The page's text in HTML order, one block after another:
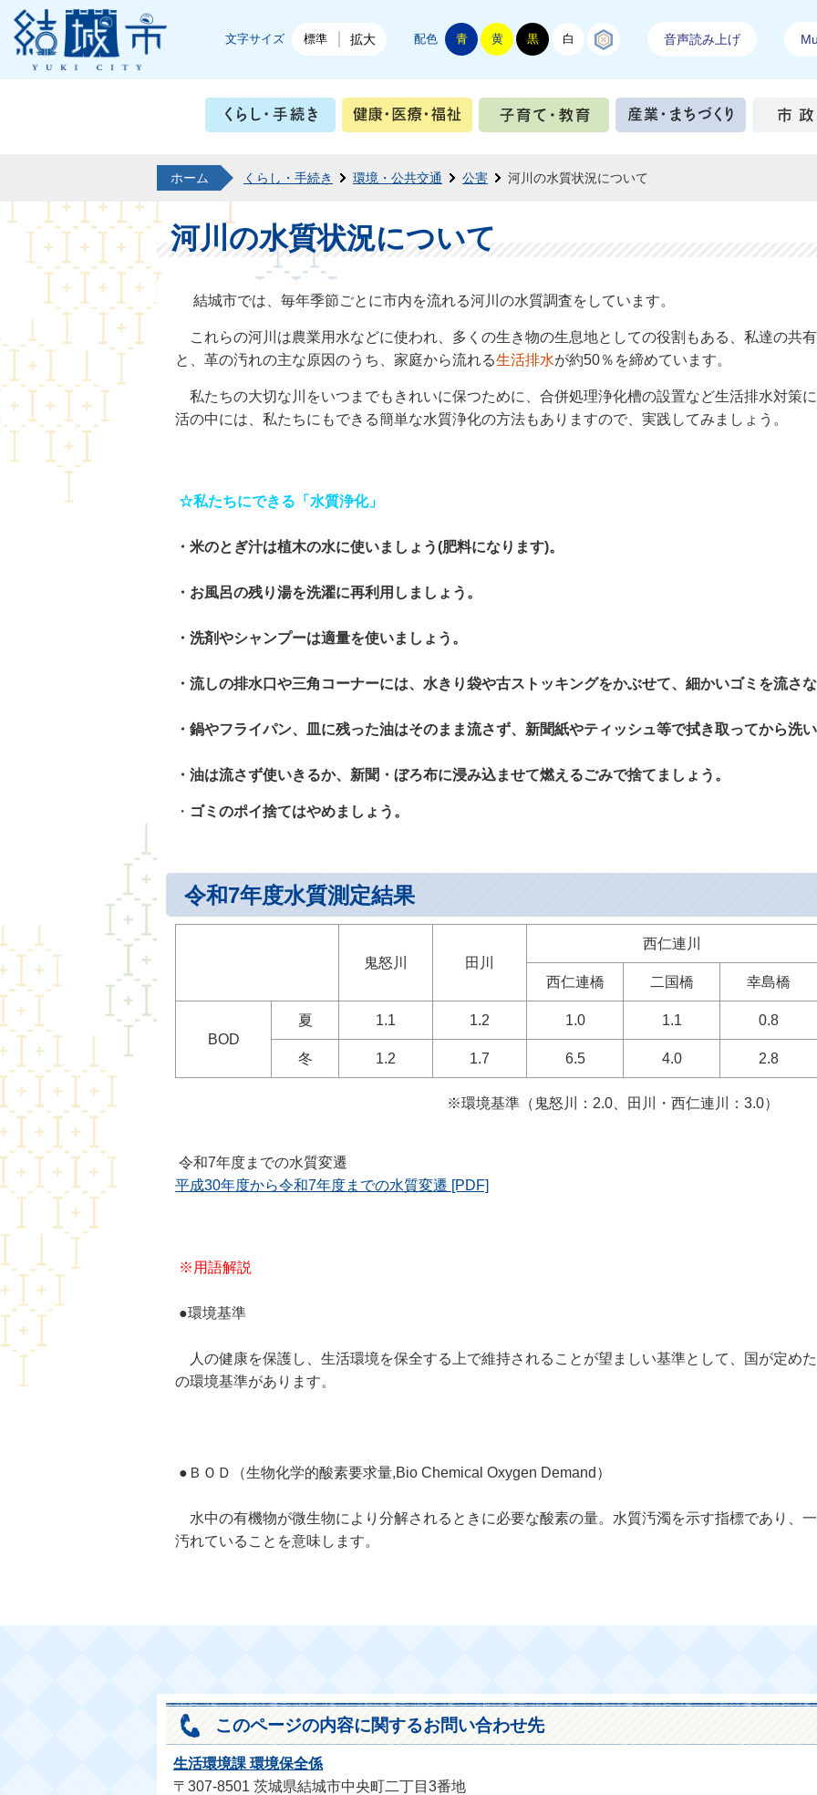
結城市公式ホームページ
文字サイズ 標準 拡大 配色 青 黄 黒 白 音声読み上げ
くらし・手続き 健康・医療・福祉 子育て・教育 産業・
ホーム くらし・手続き 環境・公共交通 公害 河川の水質状況について
河川の水質状況について
結城市では、毎年季節ごとに市内を流れる河川の水質調査をしています。
これらの河川は農業用水などに使われ、多くの生き物の生息地としての役割もある、私達の共
と、革の汚れの主な原因のうち、家庭から流れる生活排水が約50％を締めています。
私たちの大切な川をいつまでもきれいに保つために、合併処理浄化槽の設置など生活排水対策
活の中には、私たちにもできる簡単な水質浄化の方法もありますので、実践してみましょう。
☆私たちにできる「水質浄化」
・米のとぎ汁は植木の水に使いましょう(肥料になります)。
・お風呂の残り湯を洗濯に再利用しましょう。
・洗剤やシャンプーは適量を使いましょう。
・流しの排水口や三角コーナーには、水きり袋や古ストッキングをかぶせて、細かいゴミを流さ
・鍋やフライパン、皿に残った油はそのまま流さず、新聞紙やティッシュ等で拭き取ってから洗
・油は流さず使いきるか、新聞・ぼろ布に浸み込ませて燃えるごみで捨てましょう。
・ ゴミのポイ捨てはやめましょう。
令和7年度水質測定結果
鬼怒川 田川
西仁連川
西仁連橋 二国橋 幸島橋
BOD
夏 1.1 1.2 1.0 1.1 0.8
冬 1.2 1.7 6.5 4.0 2.8
※環境基準（鬼怒川：2.0、田川・西仁連川：3.0）
令和7年度までの水質変遷
平成30年度から令和7年度までの水質変遷 [PDF]
※用語解説
●環境基準
人の健康を保護し、生活環境を保全する上で維持されることが望ましい基準として、国が定め
の環境基準があります。
●ＢＯＤ（生物化学的酸素要求量,Bio Chemical Oxygen Demand）
水中の有機物が微生物により分解されるときに必要な酸素の量。水質汚濁を示す指標であり、
汚れていることを意味します。
このページの内容に関するお問い合わせ先
生活環境課 環境保全係
〒307-8501 茨城県結城市中央町二丁目3番地